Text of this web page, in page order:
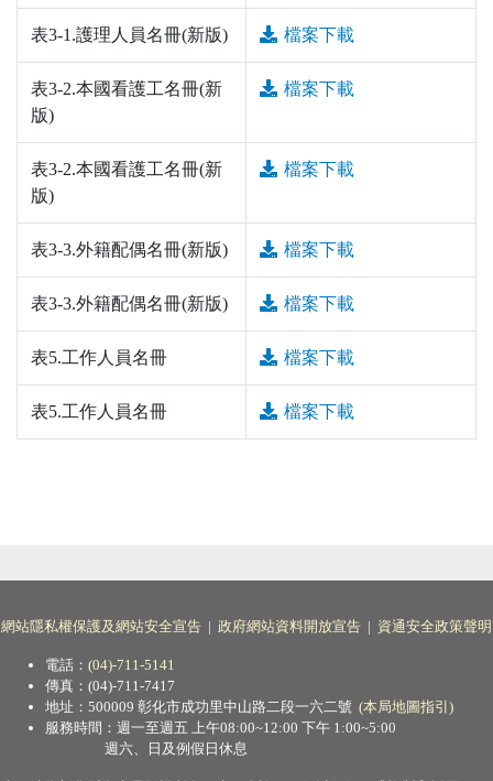
表3-1.護理人員名冊(新版) 檔案下載
表3-2.本國看護工名冊(新
版)
檔案下載
表3-2.本國看護工名冊(新
版)
檔案下載
表3-3.外籍配偶名冊(新版) 檔案下載
表3-3.外籍配偶名冊(新版) 檔案下載
表5.工作人員名冊 檔案下載
表5.工作人員名冊 檔案下載
網站隱私權保護及網站安全宣告 | 政府網站資料開放宣告 | 資通安全政策聲明
電話： (04)-711-5141
傳真：(04)-711-7417
地址：500009 彰化市成功里中山路二段一六二號 (本局地圖指引)
服務時間：週一至週五 上午08:00~12:00 下午 1:00~5:00
週六、日及例假日休息